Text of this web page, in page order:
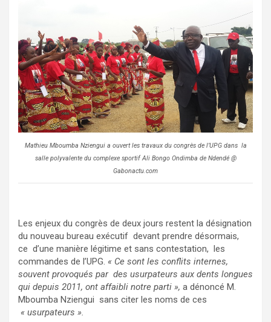
Mathieu Mboumba Nziengui a ouvert les travaux du congrès de l’UPG dans la
salle polyvalente du complexe sportif Ali Bongo Ondimba de Ndendé @
Gabonactu.com
Les enjeux du congrès de deux jours restent la désignation
du nouveau bureau exécutif devant prendre désormais,
ce d’une manière légitime et sans contestation, les
commandes de l’UPG. « Ce sont les conflits internes,
souvent provoqués par des usurpateurs aux dents longues
qui depuis 2011, ont affaibli notre parti », a dénoncé M.
Mboumba Nziengui sans citer les noms de ces
« usurpateurs ».